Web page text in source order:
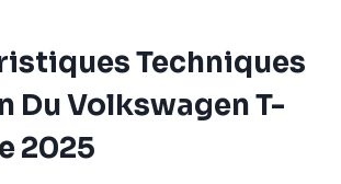
Techniques
Du Volkswagen T-
2025